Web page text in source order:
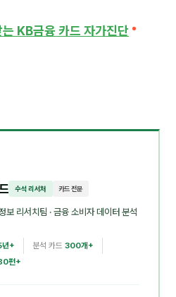
KB금융 카드 자가진단
수석 리서처 카드 전문
보 리서치팀 · 금융 소비자 데이터 분석
년+ 분석 카드 300개+
편+